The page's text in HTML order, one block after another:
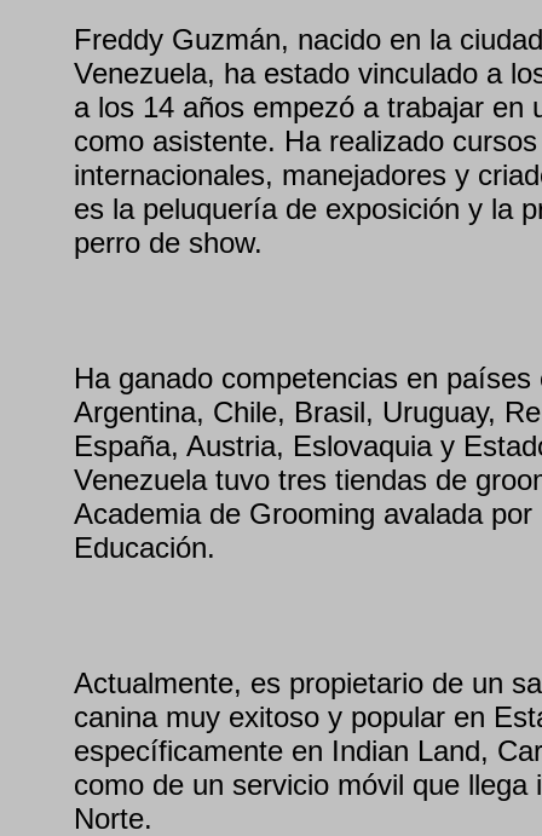
Freddy Guzmán, nacido en la
Venezuela, ha estado vinculado a
a los 14 años empezó a trabajar en
como asistente. Ha realizado
internacionales, manejadores y
es la peluquería de exposición y la
perro de show.
Ha ganado competencias en
Argentina, Chile, Brasil, Uruguay,
España, Austria, Eslovaquia y
Venezuela tuvo tres tiendas de
Academia de Grooming avalada
Educación.
Actualmente, es propietario de un
canina muy exitoso y popular en
específicamente en Indian Land,
como de un servicio móvil que llega
Norte.